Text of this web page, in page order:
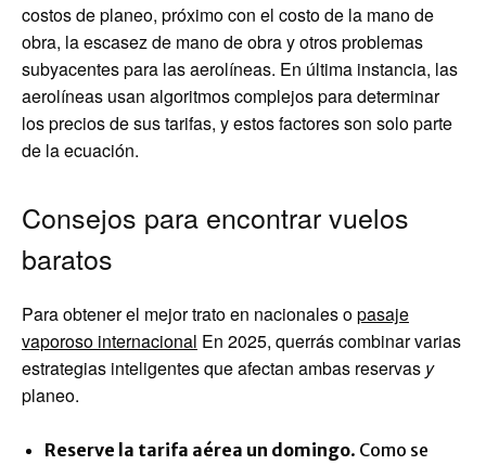
costos de planeo, próximo con el costo de la mano de
obra, la escasez de mano de obra y otros problemas
subyacentes para las aerolíneas. En última instancia, las
aerolíneas usan algoritmos complejos para determinar
los precios de sus tarifas, y estos factores son solo parte
de la ecuación.
Consejos para encontrar vuelos
baratos
Para obtener el mejor trato en nacionales opasaje
vaporoso internacional En 2025, querrás combinar varias
estrategias inteligentes que afectan ambas reservas y
planeo.
Reserve la tarifa aérea un domingo. Como se